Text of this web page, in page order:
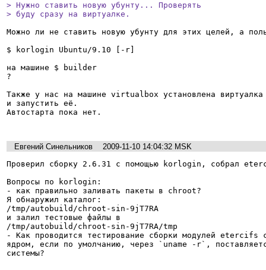
> Нужно ставить новую убунту... Проверять
> буду сразу на виртуалке.
Можно ли не ставить новую убунту для этих целей, а
$ korlogin Ubuntu/9.10 [-r]
на машине $ builder
?
Также у нас на машине virtualbox установлена
и запустить её.
Автостарта пока нет.
Евгений Синельников
2009-11-10 14:04:32 MSK
Проверил сборку 2.6.31 с помощью korlogin, собрал
Вопросы по korlogin:
- как правильно заливать пакеты в chroot?
Я обнаружил каталог:
/tmp/autobuild/chroot-sin-9jT7RA
и залил тестовые файлы в
/tmp/autobuild/chroot-sin-9jT7RA/tmp
- Как проводится тестирование сборки модулей etercifs
ядром, если по умолчанию, через `uname -r`,